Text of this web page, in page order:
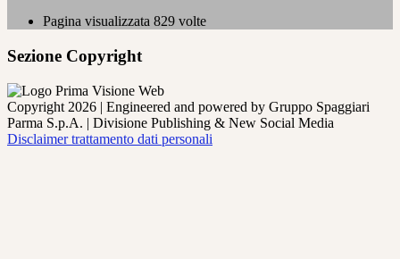
Pagina visualizzata 829 volte
Sezione Copyright
Copyright 2026 | Engineered and powered by Gruppo Spaggiari
Parma S.p.A. | Divisione Publishing & New Social Media
Disclaimer trattamento dati personali